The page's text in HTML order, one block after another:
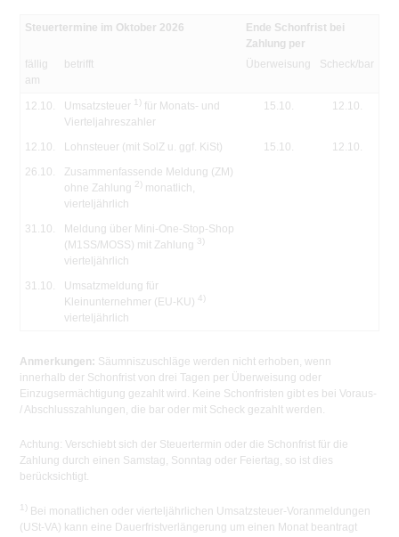
Steuertermine im Oktober 2026
Ende Schonfrist bei
Zahlung per
fällig
am
betrifft Überweisung Scheck/bar
12.10. Umsatzsteuer 1) für Monats- und
Vierteljahreszahler
15.10. 12.10.
12.10. Lohnsteuer (mit SolZ u. ggf. KiSt) 15.10.
12.10.
26.10.
Zusammenfassende Meldung (ZM)
ohne Zahlung 2) monatlich,
vierteljährlich
31.10.
Meldung über Mini-One-Stop-Shop
(M1SS/MOSS) mit Zahlung 3)
vierteljährlich
31.10.
Umsatzmeldung für
Kleinunternehmer (EU-KU) 4)
vierteljährlich
Anmerkungen: Säumniszuschläge werden nicht erhoben, wenn
innerhalb der Schonfrist von drei Tagen per Überweisung oder
Einzugsermächtigung gezahlt wird. Keine Schonfristen gibt es bei Voraus-
/ Abschlusszahlungen, die bar oder mit Scheck gezahlt werden.
Achtung: Verschiebt sich der Steuertermin oder die Schonfrist für die
Zahlung durch einen Samstag, Sonntag oder Feiertag, so ist dies
berücksichtigt.
1) Bei monatlichen oder vierteljährlichen Umsatzsteuer-Voranmeldungen
(USt-VA) kann eine Dauerfristverlängerung um einen Monat beantragt